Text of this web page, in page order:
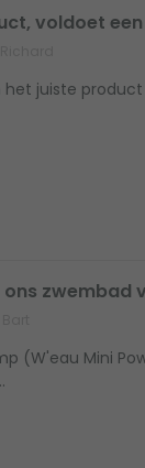
voldoet
juiste
zwembad
(W'eau Mini